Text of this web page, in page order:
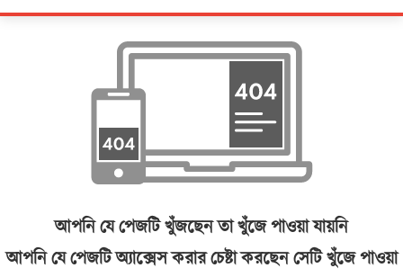
আপনি যে পেজটি খুঁজছেন তা খুঁজে পাওয়া যায়নি
আপনি যে পেজটি অ্যাক্সেস করার চেষ্টা করছেন সেটি খুঁজে পাওয়া